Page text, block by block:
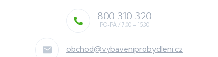
obchod@vybaveniprobydleni.cz
800 310 320